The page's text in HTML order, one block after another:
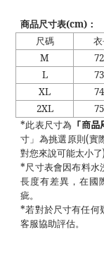
商品尺寸表(cm) ：
尺碼
M
L
XL
2XL
*此表尺寸為 「商品
寸」為挑選原則(實
對您來說可能太小了)
*尺寸表會因布料水
長度有差異，在國
疵。
*若對於尺寸有任何
客服協助評估。